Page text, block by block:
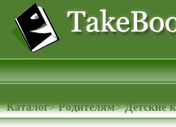
Каталог>Родителям>Детские